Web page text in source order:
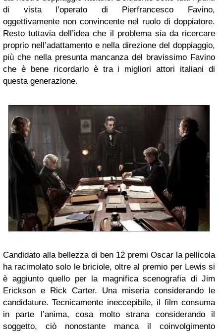
di vista l’operato di Pierfrancesco Favino,
oggettivamente non convincente nel ruolo di doppiatore.
Resto tuttavia dell’idea che il problema sia da ricercare
proprio nell’adattamento e nella direzione del doppiaggio,
più che nella presunta mancanza del bravissimo Favino
che è bene ricordarlo è tra i migliori attori italiani di
questa generazione.
Candidato alla bellezza di ben 12 premi Oscar la pellicola
ha racimolato solo le briciole, oltre al premio per Lewis si
è aggiunto quello per la magnifica scenografia di Jim
Erickson e Rick Carter. Una miseria considerando le
candidature. Tecnicamente ineccepibile, il film consuma
in parte l’anima, cosa molto strana considerando il
soggetto, ciò nonostante manca il coinvolgimento